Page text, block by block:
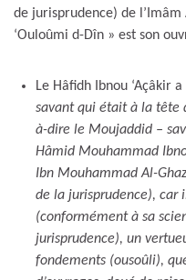
de jurisprudence) de l’Imâm
‘Ouloûmi d-Dîn » est son
Le Hâfidh Ibnou ‘Açâkir
savant qui était à la tête
à-dire le Moujaddid –
Hâmid Mouhammad
Ibn Mouhammad Al-
de la jurisprudence),
(conformément à sa
jurisprudence), un
fondements (ousoûli),